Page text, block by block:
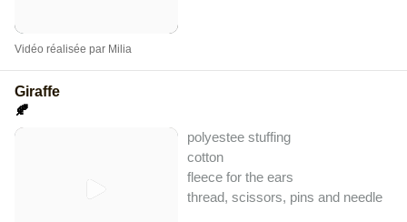
Vidéo réalisée par Milia
Giraffe
🍂
polyestee stuffing
cotton
fleece for the ears
thread, scissors, pins and needle